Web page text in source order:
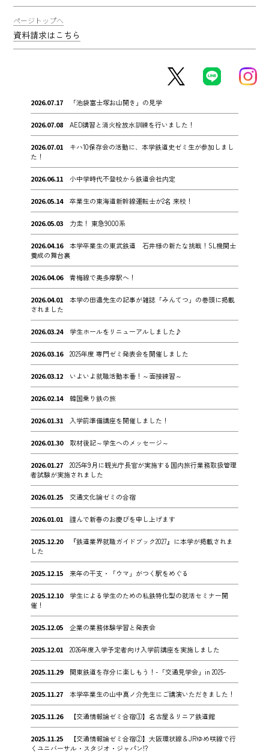
ページトップへ
資料請求はこちら
2026.07.17 「池袋富士塚お山開き」の見学
2026.07.08 AED講習と消火栓放水訓練を行いました！
2026.07.01
キハ10保存会の活動に、本学鉄道史ゼミ生が参加しまし
た！
2026.06.11 小中学時代不登校から鉄道会社内定
2026.05.14 卒業生の東海道新幹線運転士が2名 来校！
2026.05.03 力走！ 東急9000系
2026.04.16
本学卒業生の東武鉄道 石井様の新たな挑戦！SL機関士
養成の舞台裏
2026.04.06 青梅線で奥多摩駅へ！
2026.04.01
本学の田邉先生の記事が雑誌「みんてつ」の巻頭に掲載
されました
2026.03.24 学生ホールをリニューアルしました♪
2026.03.16 2025年度 専門ゼミ発表会を開催しました
2026.03.12 いよいよ就職活動本番！～面接練習～
2026.02.14 韓国乗り鉄の旅
2026.01.31 入学前準備講座を開催しました！
2026.01.30 取材後記～学生へのメッセージ～
2026.01.27
2025年9月に観光庁長官が実施する国内旅行業務取扱管理
者試験が実施されました
2026.01.25 交通文化論ゼミの合宿
2026.01.01 謹んで新春のお慶びを申し上げます
2025.12.20
『鉄道業界就職ガイドブック2027』に本学が掲載されま
した
2025.12.15 来年の干支・「ウマ」がつく駅をめぐる
2025.12.10
学生による学生のための私鉄特化型の就活セミナー開
催！
2025.12.05 企業の業務体験学習と発表会
2025.12.01 2026年度入学予定者向け入学前講座を実施しました
2025.11.29 関東鉄道を存分に楽しもう！-「交通見学会」in 2025-
2025.11.27 本学卒業生の山中真ノ介先生にご講演いただきました！
2025.11.26 【交通情報論ゼミ合宿③】名古屋＆リニア鉄道館
2025.11.25
【交通情報論ゼミ合宿②】大阪環状線＆JRゆめ咲線で行
くユニバーサル・スタジオ・ジャパン!?